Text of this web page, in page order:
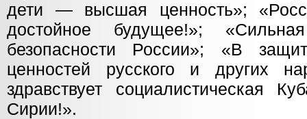
дети — высшая ценность»;
достойное будущее!»;
безопасности России»; «В
ценностей русского и других
здравствует социалистическая
Сирии!».